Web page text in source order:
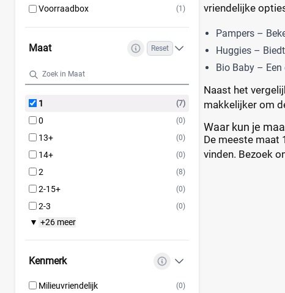
Voorraadbox (1)
Maat Reset
1 (7)
0 (0)
13+ (0)
14+ (0)
2 (8)
2-15+ (0)
2-3 (0)
▼ +26 meer
Kenmerk
Milieuvriendelijk (0)
vriendelijke
Pampers –
Huggies –
Bio Baby –
Naast het
makkelijker om
Waar kun je
De meeste maat
vinden. Bezoek